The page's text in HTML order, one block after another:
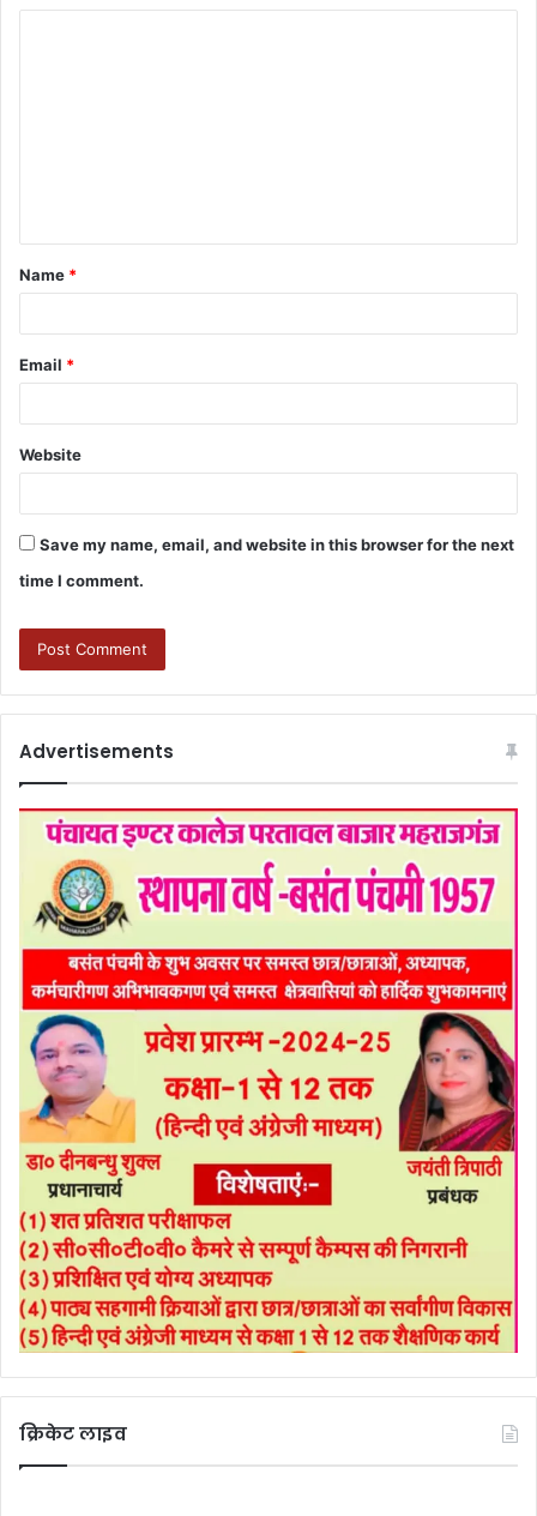
Name *
Email *
Website
Save my name, email, and website in this browser for the next
time I comment.
Advertisements
क्रिकेट लाइव